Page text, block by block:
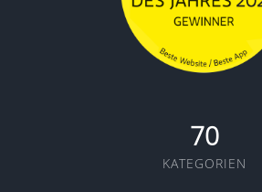
70
KATEGORIEN